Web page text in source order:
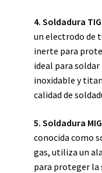
4. Soldadura
un electrodo de
inerte para
ideal para
inoxidable y
calidad de
5. Soldadura
conocida como
gas, utiliza un
para proteger la